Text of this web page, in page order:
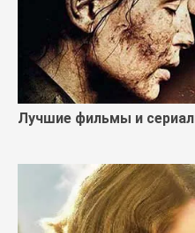
Лучшие фильмы и